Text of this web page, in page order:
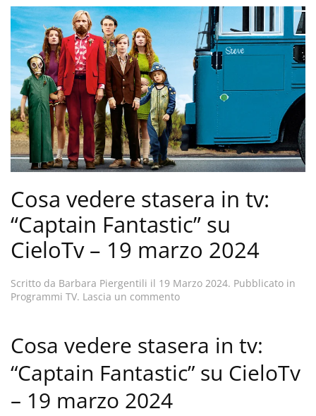
Cosa vedere stasera in tv:
“Captain Fantastic” su
CieloTv – 19 marzo 2024
Scritto da Barbara Piergentili il 19 Marzo 2024. Pubblicato in
Programmi TV. Lascia un commento
Cosa vedere stasera in tv:
“Captain Fantastic” su CieloTv
– 19 marzo 2024